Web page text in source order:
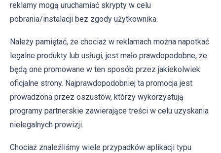
reklamy mogą uruchamiać skrypty w celu
pobrania/instalacji bez zgody użytkownika.
Należy pamiętać, że chociaż w reklamach można napotkać
legalne produkty lub usługi, jest mało prawdopodobne, że
będą one promowane w ten sposób przez jakiekolwiek
oficjalne strony. Najprawdopodobniej ta promocja jest
prowadzona przez oszustów, którzy wykorzystują
programy partnerskie zawierające treści w celu uzyskania
nielegalnych prowizji.
Chociaż znaleźliśmy wiele przypadków aplikacji typu